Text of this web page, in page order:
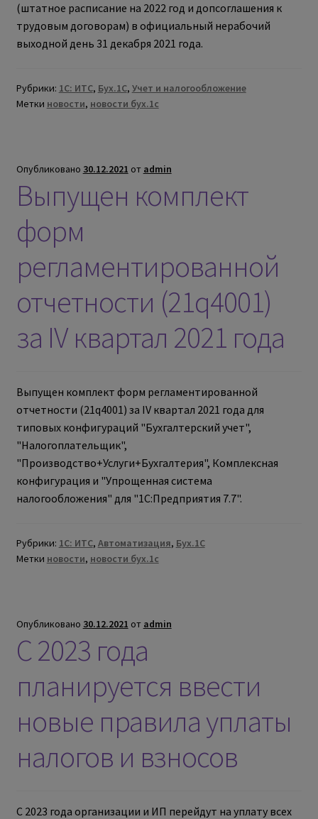
(штатное расписание на 2022 год и допсоглашения к
трудовым договорам) в официальный нерабочий
выходной день 31 декабря 2021 года.
Рубрики: 1С: ИТС, Бух.1С, Учет и налогообложение
Метки новости, новости бух.1с
Опубликовано 30.12.2021 от admin
Выпущен комплект
форм
регламентированной
отчетности (21q4001)
за IV квартал 2021 года
Выпущен комплект форм регламентированной
отчетности (21q4001) за IV квартал 2021 года для
типовых конфигураций "Бухгалтерский учет",
"Налогоплательщик",
"Производство+Услуги+Бухгалтерия", Комплексная
конфигурация и "Упрощенная система
налогообложения" для "1С:Предприятия 7.7".
Рубрики: 1С: ИТС, Автоматизация, Бух.1С
Метки новости, новости бух.1с
Опубликовано 30.12.2021 от admin
С 2023 года
планируется ввести
новые правила уплаты
налогов и взносов
С 2023 года организации и ИП перейдут на уплату всех